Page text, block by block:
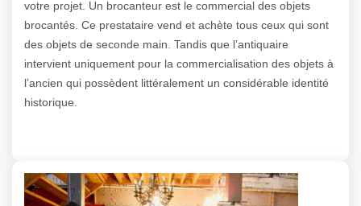
votre projet. Un brocanteur est le commercial des objets
brocantés. Ce prestataire vend et achète tous ceux qui sont
des objets de seconde main. Tandis que l’antiquaire
intervient uniquement pour la commercialisation des objets à
l’ancien qui possèdent littéralement un considérable identité
historique.